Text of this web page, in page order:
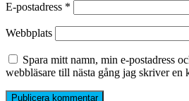
E-postadress *
Webbplats
Spara mitt namn, min e-postadress
webbläsare till nästa gång jag skriver en